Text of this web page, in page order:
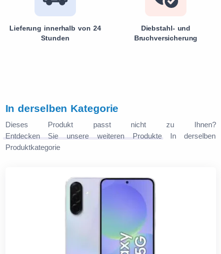
Lieferung innerhalb von 24
Stunden
Diebstahl- und
Bruchversicherung
In derselben Kategorie
Dieses Produkt passt nicht zu Ihnen?
Entdecken Sie unsere weiteren ProdukteIn derselben
Produktkategorie